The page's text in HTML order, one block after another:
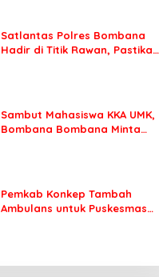
Satlantas Polres Bombana
Hadir di Titik Rawan, Pastikan
Sambut Mahasiswa KKA UMK,
Bombana Bombana Minta
Pemkab Konkep Tambah
Ambulans untuk Puskesmas